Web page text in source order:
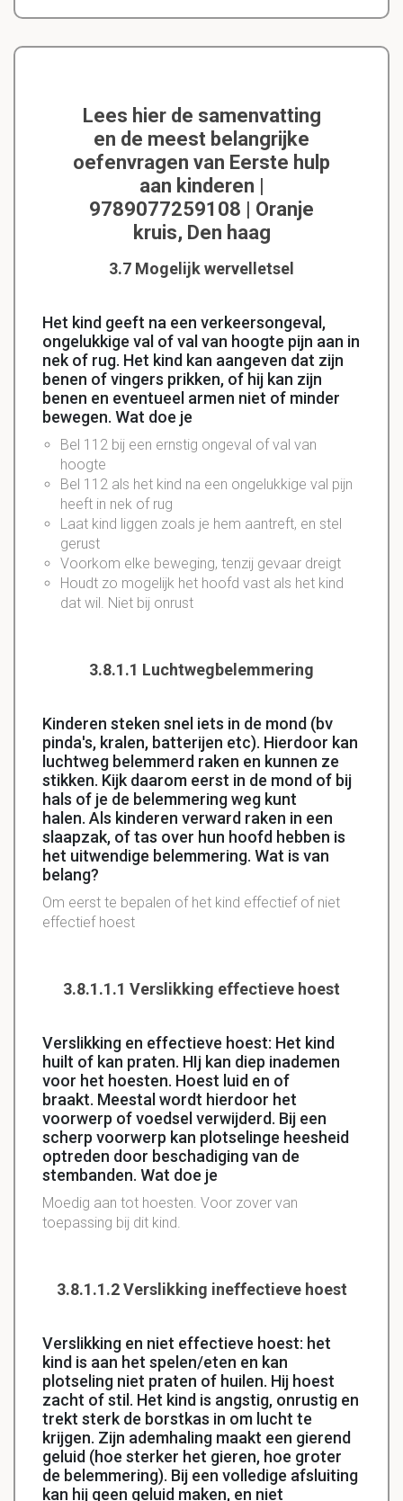
Lees hier de samenvatting
en de meest belangrijke
oefenvragen van Eerste hulp
aan kinderen |
9789077259108 | Oranje
kruis, Den haag
3.7 Mogelijk wervelletsel
Het kind geeft na een verkeersongeval,
ongelukkige val of val van hoogte pijn aan in
nek of rug. Het kind kan aangeven dat zijn
benen of vingers prikken, of hij kan zijn
benen en eventueel armen niet of minder
bewegen. Wat doe je
Bel 112 bij een ernstig ongeval of val van
hoogte
Bel 112 als het kind na een ongelukkige val pijn
heeft in nek of rug
Laat kind liggen zoals je hem aantreft, en stel
gerust
Voorkom elke beweging, tenzij gevaar dreigt
Houdt zo mogelijk het hoofd vast als het kind
dat wil. Niet bij onrust
3.8.1.1 Luchtwegbelemmering
Kinderen steken snel iets in de mond (bv
pinda's, kralen, batterijen etc). Hierdoor kan
luchtweg belemmerd raken en kunnen ze
stikken. Kijk daarom eerst in de mond of bij
hals of je de belemmering weg kunt
halen. Als kinderen verward raken in een
slaapzak, of tas over hun hoofd hebben is
het uitwendige belemmering. Wat is van
belang?
Om eerst te bepalen of het kind effectief of niet
effectief hoest
3.8.1.1.1 Verslikking effectieve hoest
Verslikking en effectieve hoest: Het kind
huilt of kan praten. HIj kan diep inademen
voor het hoesten. Hoest luid en of
braakt. Meestal wordt hierdoor het
voorwerp of voedsel verwijderd. Bij een
scherp voorwerp kan plotselinge heesheid
optreden door beschadiging van de
stembanden. Wat doe je
Moedig aan tot hoesten. Voor zover van
toepassing bij dit kind.
3.8.1.1.2 Verslikking ineffectieve hoest
Verslikking en niet effectieve hoest: het
kind is aan het spelen/eten en kan
plotseling niet praten of huilen. Hij hoest
zacht of stil. Het kind is angstig, onrustig en
trekt sterk de borstkas in om lucht te
krijgen. Zijn ademhaling maakt een gierend
geluid (hoe sterker het gieren, hoe groter
de belemmering). Bij een volledige afsluiting
kan hij geen geluid maken, en niet